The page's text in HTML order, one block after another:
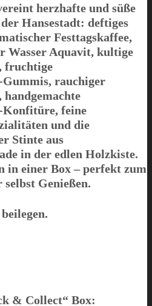
herzhafte und süße
Hansestadt: deftiges
Festtagskaffee,
Wasser Aquavit, kultige
fruchtige
Gummis, rauchiger
handgemachte
Konfitüre, feine
und die
Stinte aus
in der edlen Holzkiste.
in einer Box – perfekt zum
selbst Genießen.
& Collect“ Box: